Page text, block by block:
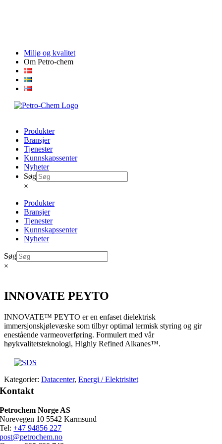
content
Miljø og kvalitet
Om Petro-chem
Produkter
Bransjer
Tjenester
Kunnskapssenter
Nyheter
Søg
×
Produkter
Bransjer
Tjenester
Kunnskapssenter
Nyheter
Søg
×
INNOVATE PEYTO
INNOVATE™ PEYTO er en enfaset dielektrisk
immersjonskjølevæske som tilbyr optimal termisk styring og gir
enestående varmeoverføring. Formulert med vår
høykvalitetsteknologi, Highly Refined Alkanes™.
Kategorier: Datacenter, Energi / Elektrisitet
Kontakt
Petrochem Norge AS
Norevegen 10 5542 Karmsund
Tel:+47 94856 227
post@petrochem.no